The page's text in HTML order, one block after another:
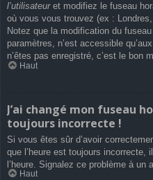
l’utilisateuret modifiez le fuseau
où vous vous trouvez (ex :
Notez que la modification du
paramètres, n’est accessible
n’êtes pas enregistré, c’est le bon
Haut
J’ai changé mon fuseau
toujours incorrecte !
Si vous êtes sûr d’avoir
que l’heure est toujours
l’heure. Signalez ce problème à un
Haut